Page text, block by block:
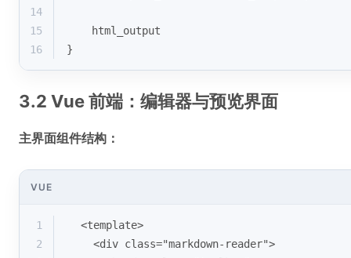
14
15
    html_output
16
}
3.2 Vue 前端：编辑器与预览界面
主界面组件结构：
VUE
1
<template>
2
  <div class="markdown-reader">